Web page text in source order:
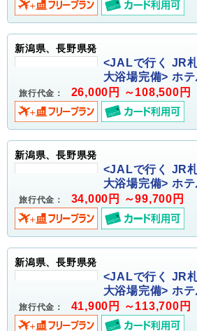
新潟県、長野県発
<JALで行く JR
大浴場完備> ホ
旅行代金： 26,000円 ～108,500円
新潟県、長野県発
<JALで行く JR
大浴場完備> ホ
旅行代金： 34,000円 ～99,700円
新潟県、長野県発
<JALで行く JR
大浴場完備> ホ
旅行代金： 41,900円 ～113,700円